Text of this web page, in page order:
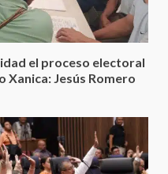
el proceso electoral
Jesús Romero
justicia social para
Oaxaca
Salomón Jara
la consolidación
en
oaxaqueño